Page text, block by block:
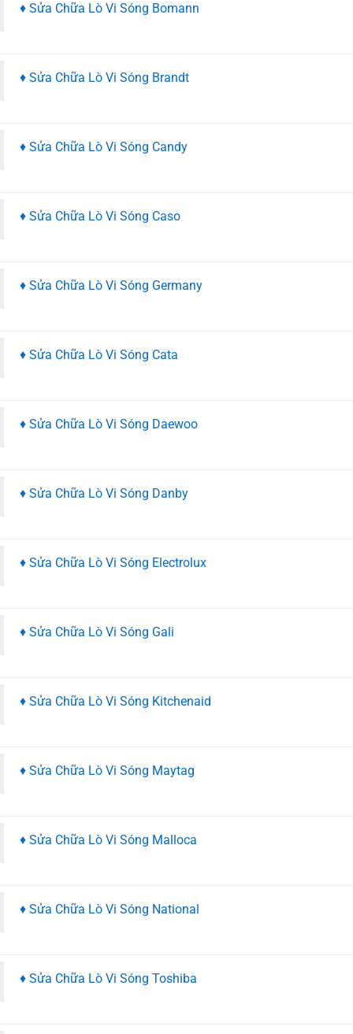
♦ Sửa Chữa Lò Vi Sóng Bomann
♦ Sửa Chữa Lò Vi Sóng Brandt
♦ Sửa Chữa Lò Vi Sóng Candy
♦ Sửa Chữa Lò Vi Sóng Caso
♦ Sửa Chữa Lò Vi Sóng Germany
♦ Sửa Chữa Lò Vi Sóng Cata
♦ Sửa Chữa Lò Vi Sóng Daewoo
♦ Sửa Chữa Lò Vi Sóng Danby
♦ Sửa Chữa Lò Vi Sóng Electrolux
♦ Sửa Chữa Lò Vi Sóng Gali
♦ Sửa Chữa Lò Vi Sóng Kitchenaid
♦ Sửa Chữa Lò Vi Sóng Maytag
♦ Sửa Chữa Lò Vi Sóng Malloca
♦ Sửa Chữa Lò Vi Sóng National
♦ Sửa Chữa Lò Vi Sóng Toshiba